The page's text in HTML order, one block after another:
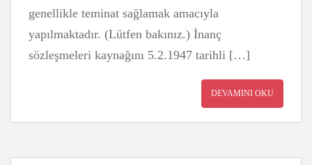
genellikle teminat sağlamak amacıyla
yapılmaktadır. (Lütfen bakınız.) İnanç
sözleşmeleri kaynağını 5.2.1947 tarihli […]
DEVAMINI OKU